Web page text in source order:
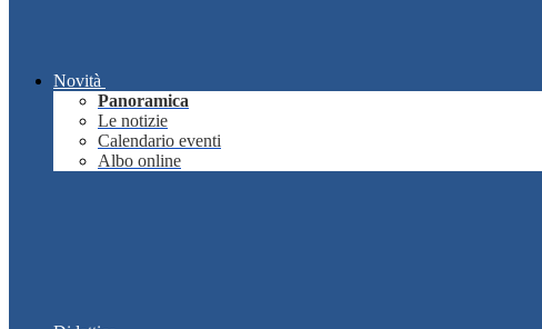
Novità
Panoramica
Le notizie
Calendario eventi
Albo online